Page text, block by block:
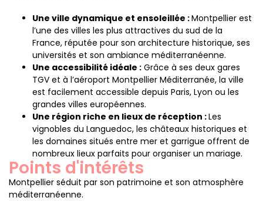
Une ville dynamique et ensoleillée :Montpellier est
l’une des villes les plus attractives du sud de la
France, réputée pour son architecture historique, ses
universités et son ambiance méditerranéenne.
Une accessibilité idéale : Grâce à ses deux gares
TGV et à l’aéroport Montpellier Méditerranée, la ville
est facilement accessible depuis Paris, Lyon ou les
grandes villes européennes.
Une région riche en lieux de réception :Les
vignobles du Languedoc, les châteaux historiques et
les domaines situés entre mer et garrigue offrent de
nombreux lieux parfaits pour organiser un mariage.
Points d'intérêts
Montpellier séduit par son patrimoine et son atmosphère
méditerranéenne.